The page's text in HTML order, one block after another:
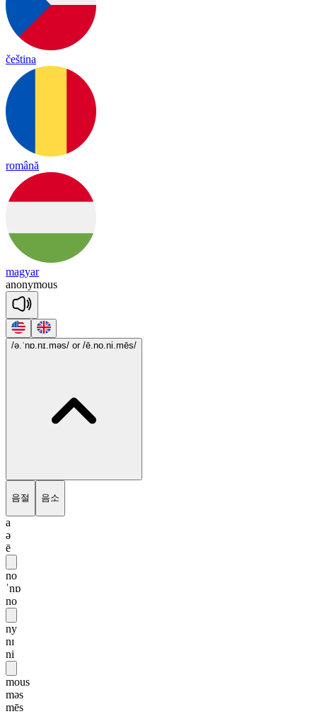
čeština
română
magyar
anonymous
/ə.ˈnɒ.nɪ.məs/ or /ē.no.ni.mēs/
음절 음소
a
ə
ē
no
ˈnɒ
no
ny
nɪ
ni
mous
məs
mēs